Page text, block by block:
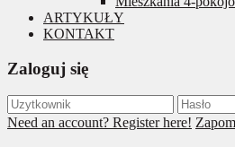
ARTYKUŁY
KONTAKT
Zaloguj się
Need an account? Register here!